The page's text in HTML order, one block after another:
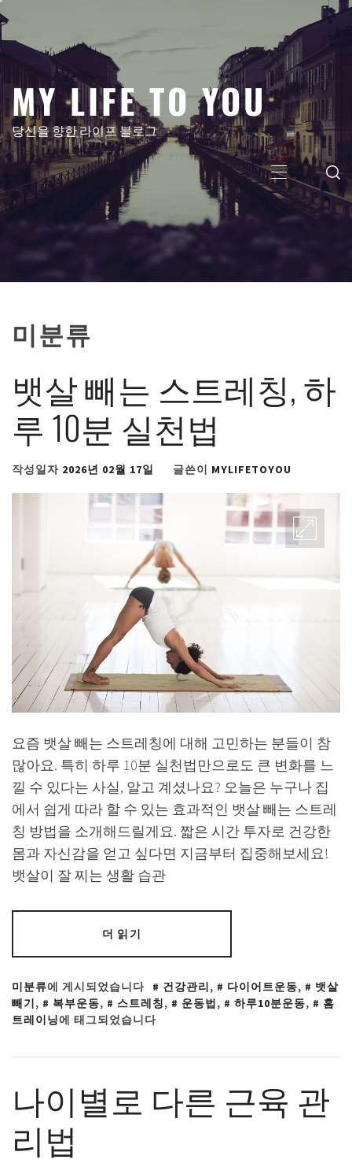
텐
건
뛰
기
MY LIFE TO YOU
당신을 향한 라이프 블로그
주
메
뉴
미분류
뱃살 빼는 스트레칭, 하
루 10분 실천법
작성일자 2026년 02월 17일 글쓴이 MYLIFETOYOU
요즘 뱃살 빼는 스트레칭에 대해 고민하는 분들이 참
많아요. 특히 하루 10분 실천법만으로도 큰 변화를 느
낄 수 있다는 사실, 알고 계셨나요? 오늘은 누구나 집
에서 쉽게 따라 할 수 있는 효과적인 뱃살 빼는 스트레
칭 방법을 소개해드릴게요. 짧은 시간 투자로 건강한
몸과 자신감을 얻고 싶다면 지금부터 집중해보세요!
뱃살이 잘 찌는 생활 습관
더 읽기
미분류에 게시되었습니다 건강관리, 다이어트운동,
뱃살
빼기, 복부운동, 스트레칭, 운동법, 하루10분운동,
홈
트레이닝에 태그되었습니다
나이별로 다른 근육 관
리법